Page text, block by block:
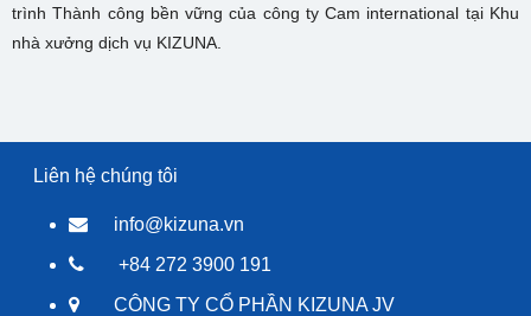
trình Thành công bền vững của công ty Cam international tại Khu
nhà xưởng dịch vụ KIZUNA.
Liên hệ chúng tôi
info@kizuna.vn
+84 272 3900 191
CÔNG TY CỔ PHẦN KIZUNA JV